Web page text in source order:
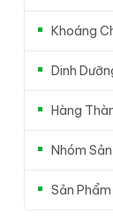
Khoáng
Dinh
Hàng
Nhóm
Sản